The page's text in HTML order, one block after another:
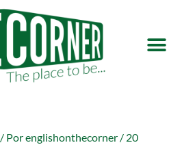
/ Porenglishonthecorner / 20